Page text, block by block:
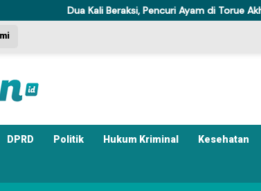
Kali Beraksi, Pencuri Ayam di Torue Akhirnya Ditahan
DPRD Politik Hukum Kriminal Kesehatan